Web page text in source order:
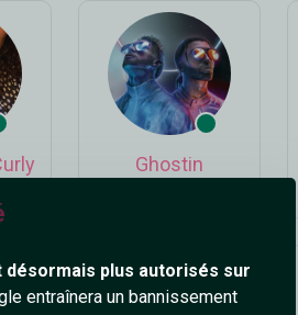
plus autorisés sur
entraînera un bannissement
Ghostin